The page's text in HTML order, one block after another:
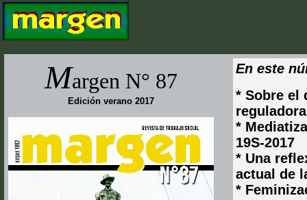
Margen N° 87
Edición verano 2017
En este
* Sobre el
*
19S-2017
* Una
actual de
*